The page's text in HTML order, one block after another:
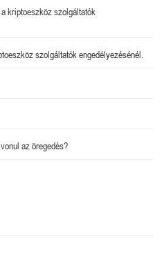
kriptoeszköz szolgáltatók
szolgáltatók engedélyezésénél.
az öregedés?